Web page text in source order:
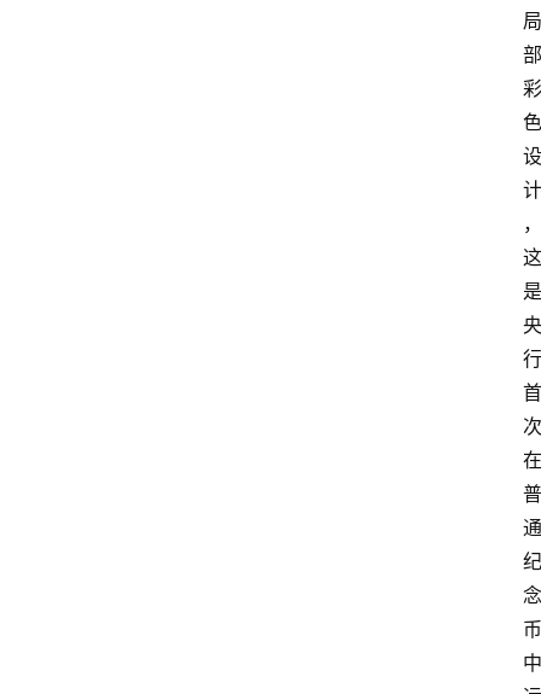
局
部
彩
色
设
计
，
这
是
央
行
首
次
在
普
通
纪
念
币
中